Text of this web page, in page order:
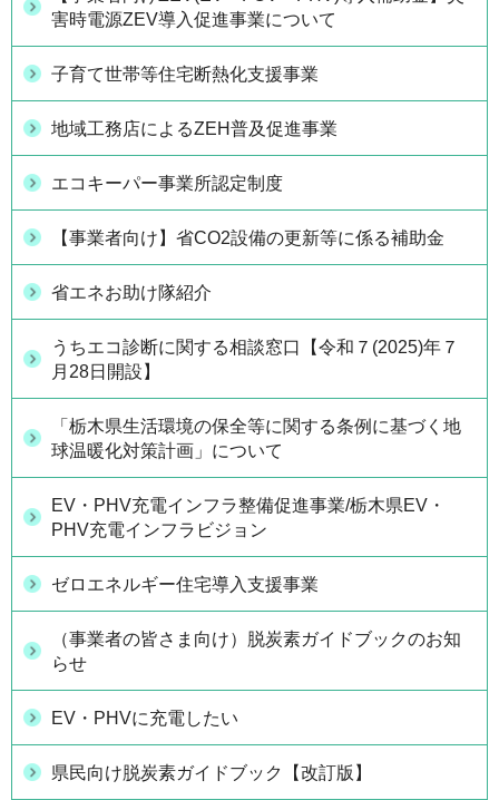
害時電源ZEV導入促進事業について
子育て世帯等住宅断熱化支援事業
地域工務店によるZEH普及促進事業
エコキーパー事業所認定制度
【事業者向け】省CO2設備の更新等に係る補助金
省エネお助け隊紹介
うちエコ診断に関する相談窓口【令和７(2025)年７
月28日開設】
「栃木県生活環境の保全等に関する条例に基づく地
球温暖化対策計画」について
EV・PHV充電インフラ整備促進事業/栃木県EV・
PHV充電インフラビジョン
ゼロエネルギー住宅導入支援事業
（事業者の皆さま向け）脱炭素ガイドブックのお知
らせ
EV・PHVに充電したい
県民向け脱炭素ガイドブック【改訂版】